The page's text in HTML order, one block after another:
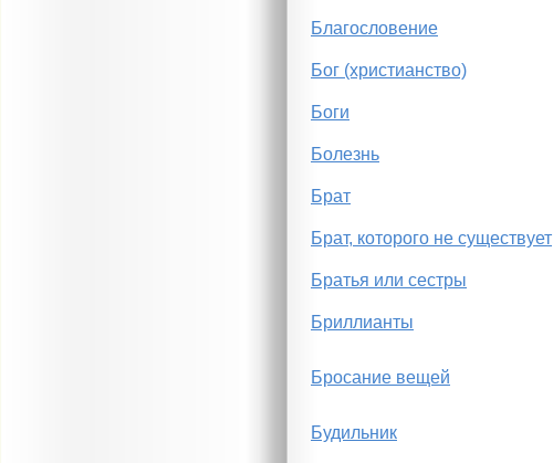
Благословение
Бог (христианство)
Боги
Болезнь
Брат
Брат, которого не существует
Братья или сестры
Бриллианты
Бросание вещей
Будильник